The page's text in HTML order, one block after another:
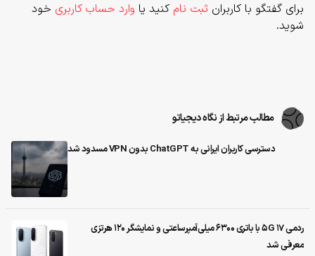
برای گفتگو با کاربران ثبت نام کنید یا وارد حساب کاربری خود
شوید.
مطالب مرتبط از نگاه دیجیاتو
دسترسی کاربران ایرانی به ChatGPT بدون VPN مسدود شد
ردمی 17 5G با باتری ۶۳۰۰ میلی‌آمپرساعتی و نمایشگر ۱۲۰ هرتزی
معرفی شد